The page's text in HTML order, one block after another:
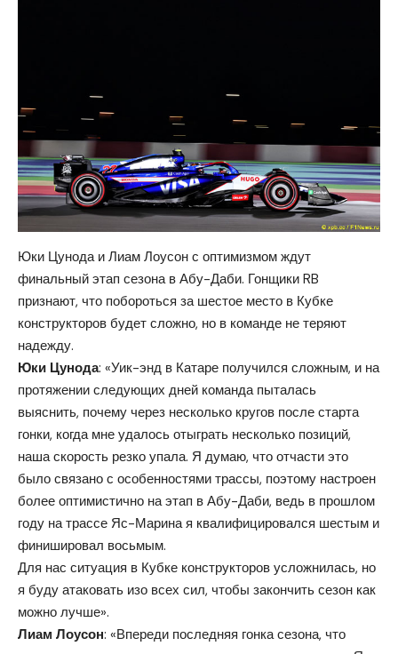
Юки Цунода и Лиам Лоусон с оптимизмом ждут
финальный этап сезона в Абу-Даби. Гонщики RB
признают, что побороться за шестое место в Кубке
конструкторов будет сложно, но в команде не теряют
надежду.
Юки Цунода: «Уик-энд в Катаре получился сложным, и на
протяжении следующих дней команда пыталась
выяснить, почему через несколько кругов после старта
гонки, когда мне удалось отыграть несколько позиций,
наша скорость резко упала. Я думаю, что отчасти это
было связано с особенностями трассы, поэтому настроен
более оптимистично на этап в Абу-Даби, ведь в прошлом
году на трассе Яс-Марина я квалифицировался шестым и
финишировал восьмым.
Для нас ситуация в Кубке конструкторов усложнилась, но
я буду атаковать изо всех сил, чтобы закончить сезон как
можно лучше».
Лиам Лоусон: «Впереди последняя гонка сезона, что